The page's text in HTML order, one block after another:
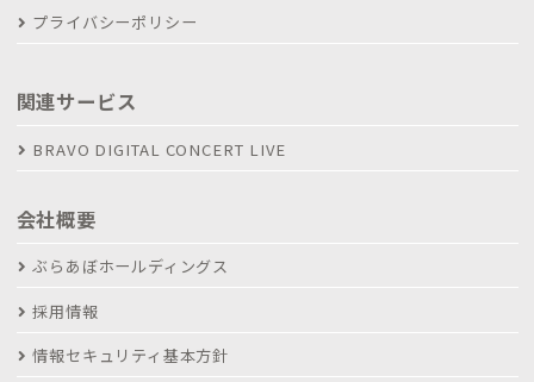
プライバシーポリシー
関連サービス
BRAVO DIGITAL CONCERT LIVE
会社概要
ぶらあぼホールディングス
採用情報
情報セキュリティ基本方針